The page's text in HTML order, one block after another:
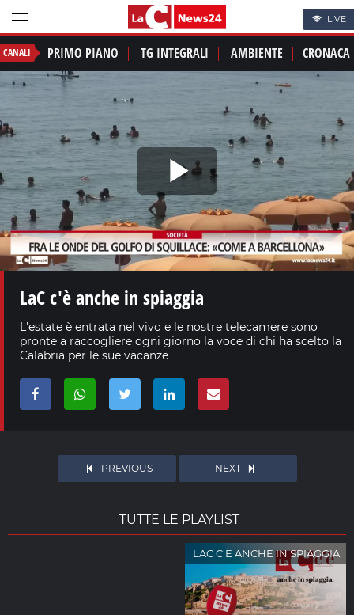
LIVE
CANALI PRIMO PIANO TG INTEGRALI AMBIENTE CRONACA
Play
Video
LaC c'è anche in spiaggia
L'estate è entrata nel vivo e le nostre telecamere sono
pronte a raccogliere ogni giorno la voce di chi ha scelto la
Calabria per le sue vacanze
PREVIOUS NEXT
TUTTE LE PLAYLIST
LAC C'È ANCHE IN SPIAGGIA